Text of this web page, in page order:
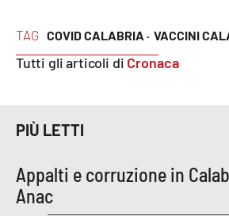
Imprese Di Calabria
Venti di comunicazione
STREAMING
TAG COVID CALABRIA · VACCINI
Tutti gli articoli di Cronaca
PIÙ LETTI
Appalti e corruzione in
Anac